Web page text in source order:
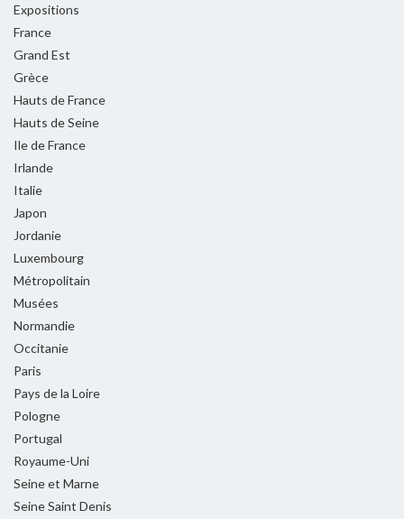
Expositions
France
Grand Est
Grèce
Hauts de France
Hauts de Seine
Ile de France
Irlande
Italie
Japon
Jordanie
Luxembourg
Métropolitain
Musées
Normandie
Occitanie
Paris
Pays de la Loire
Pologne
Portugal
Royaume-Uni
Seine et Marne
Seine Saint Denis